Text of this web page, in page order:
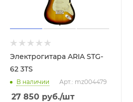
Электрогитара ARIA STG-
62 3TS
В наличии Арт.: mz004479
27 850 руб./шт